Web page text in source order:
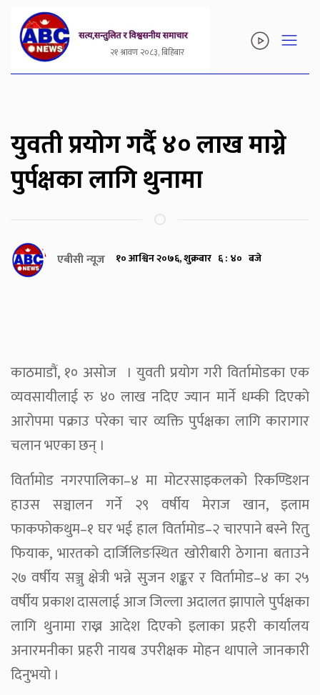
२१ श्रावण २०८३, बिहिबार
युवती प्रयोग गर्दै ४० लाख माग्ने
पुर्पक्षका लागि थुनामा
एबीसी न्यूज १० आश्विन २०७६, शुक्रबार ६ : ४० बजे
काठमाडौं, १० असोज । युवती प्रयोग गरी विर्तामोडका एक
व्यवसायीलाई रु ४० लाख नदिए ज्यान मार्ने धम्की दिएको
आरोपमा पक्राउ परेका चार व्यक्ति पुर्पक्षका लागि कारागार
चलान भएका छन् ।
विर्तामोड नगरपालिका–४ मा मोटरसाइकलको रिकण्डिशन
हाउस सञ्चालन गर्ने २९ वर्षीय मेराज खान, इलाम
फाकफोकथुम–१ घर भई हाल विर्तामोड–२ चारपाने बस्ने रितु
फियाक, भारतको दार्जिलिङस्थित खोरीबारी ठेगाना बताउने
२७ वर्षीय सञ्जु क्षेत्री भन्ने सुजन शङ्कर र विर्तामोड–४ का २५
वर्षीय प्रकाश दासलाई आज जिल्ला अदालत झापाले पुर्पक्षका
लागि थुनामा राख्न आदेश दिएको इलाका प्रहरी कार्यालय
अनारमनीका प्रहरी नायब उपरीक्षक मोहन थापाले जानकारी
दिनुभयो ।